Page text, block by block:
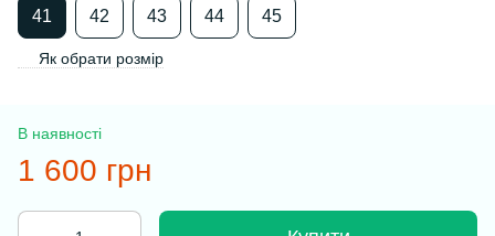
41 42 43 44 45
Як обрати розмір
В наявності
1 600 грн